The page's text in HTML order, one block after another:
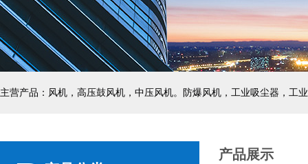
主营产品：风机，高压鼓风机，中压风机。防爆风机，工业吸尘器，工
产品展示